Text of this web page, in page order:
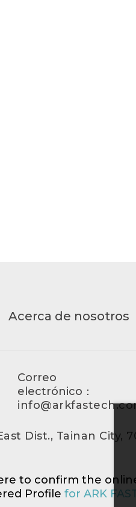
Acerca de nosotros
Correo
electrónico：
Dist., Tainan City,
to confirm the
Profilefor ARK